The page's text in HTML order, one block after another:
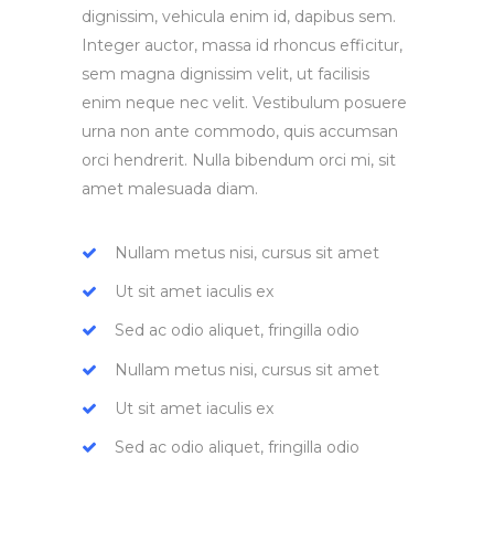
dignissim, vehicula enim id, dapibus sem.
Integer auctor, massa id rhoncus efficitur,
sem magna dignissim velit, ut facilisis
enim neque nec velit. Vestibulum posuere
urna non ante commodo, quis accumsan
orci hendrerit. Nulla bibendum orci mi, sit
amet malesuada diam.
Nullam metus nisi, cursus sit amet
Ut sit amet iaculis ex
Sed ac odio aliquet, fringilla odio
Nullam metus nisi, cursus sit amet
Ut sit amet iaculis ex
Sed ac odio aliquet, fringilla odio